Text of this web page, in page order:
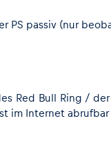
passiv (nur
Bull Ring /
im Internet